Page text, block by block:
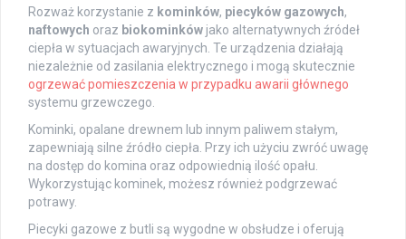
Rozważ korzystanie z kominków, piecyków gazowych,
naftowych oraz biokominków jako alternatywnych źródeł
ciepła w sytuacjach awaryjnych. Te urządzenia działają
niezależnie od zasilania elektrycznego i mogą skutecznie
ogrzewać pomieszczenia w przypadku awarii głównego
systemu grzewczego.
Kominki, opalane drewnem lub innym paliwem stałym,
zapewniają silne źródło ciepła. Przy ich użyciu zwróć uwagę
na dostęp do komina oraz odpowiednią ilość opału.
Wykorzystując kominek, możesz również podgrzewać
potrawy.
Piecyki gazowe z butli są wygodne w obsłudze i oferują